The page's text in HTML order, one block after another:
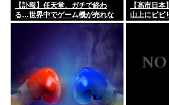
【訃報】任天堂、ガチで終わ
る…世界中でゲーム機が売れな
くなってしまった模様
【高市日
山上にビビ
を従え演説